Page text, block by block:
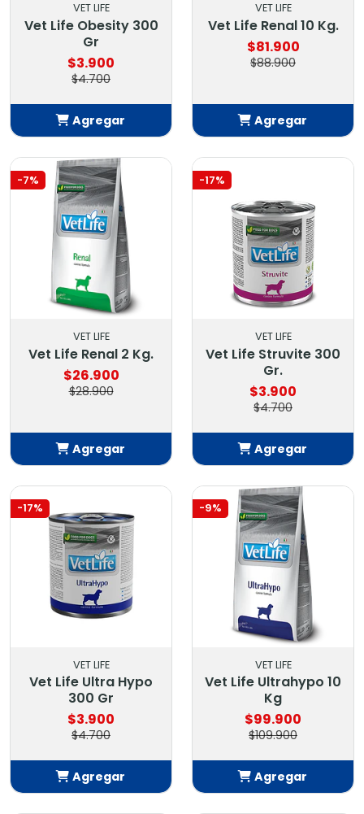
VET LIFE
Vet Life Obesity 300
Gr
$3.900
$4.700
Agregar
VET LIFE
Vet Life Renal 10 Kg.
$81.900
$88.900
Agregar
-7%
VET LIFE
Vet Life Renal 2 Kg.
$26.900
$28.900
Agregar
-17%
VET LIFE
Vet Life Struvite 300
Gr.
$3.900
$4.700
Agregar
-17%
VET LIFE
Vet Life Ultra Hypo
300 Gr
$3.900
$4.700
Agregar
Añadido
-9%
VET LIFE
Vet Life Ultrahypo 10
Kg
$99.900
$109.900
Agregar
Añadido